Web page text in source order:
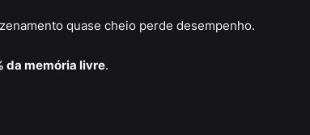
quase cheio perde desempenho.
da memória livre.